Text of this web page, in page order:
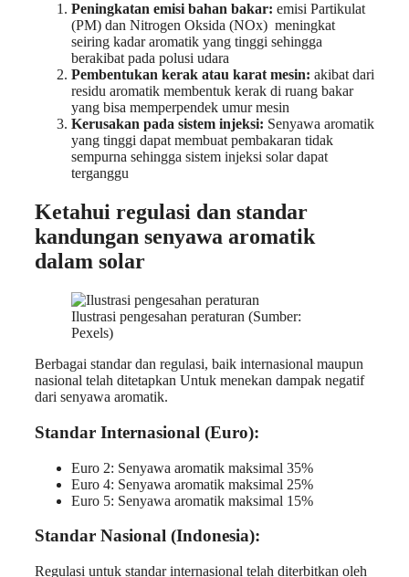
Peningkatan emisi bahan bakar: emisi Partikulat
(PM) dan Nitrogen Oksida (NOx) meningkat
seiring kadar aromatik yang tinggi sehingga
berakibat pada polusi udara
Pembentukan kerak atau karat mesin: akibat dari
residu aromatik membentuk kerak di ruang bakar
yang bisa memperpendek umur mesin
Kerusakan pada sistem injeksi: Senyawa aromatik
yang tinggi dapat membuat pembakaran tidak
sempurna sehingga sistem injeksi solar dapat
terganggu
Ketahui regulasi dan standar
kandungan senyawa aromatik
dalam solar
Ilustrasi pengesahan peraturan (Sumber:
Pexels)
Berbagai standar dan regulasi, baik internasional maupun
nasional telah ditetapkan Untuk menekan dampak negatif
dari senyawa aromatik.
Standar Internasional (Euro):
Euro 2: Senyawa aromatik maksimal 35%
Euro 4: Senyawa aromatik maksimal 25%
Euro 5: Senyawa aromatik maksimal 15%
Standar Nasional (Indonesia):
Regulasi untuk standar internasional telah diterbitkan oleh